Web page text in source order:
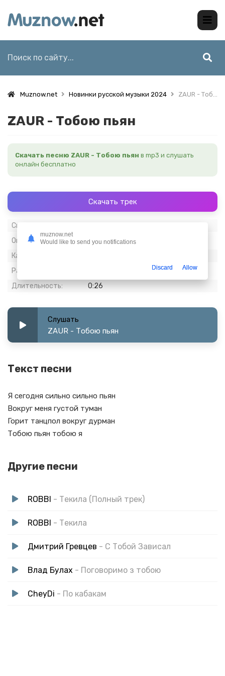
Muznow.net Новинки русской музыки 2024 ZAUR - Тобою пьян
ZAUR - Тобою пьян
Скачать песню ZAUR - Тобою пьян в mp3 и слушать
онлайн бесплатно
Скачать трек
Скачиваний:
Опубликовано:
06 август 2023
Качество:
Размер:
Длительность:
0:26
Слушать
ZAUR - Тобою пьян
Текст песни
Я сегодня сильно сильно пьян
Вокруг меня густой туман
Горит танцпол вокруг дурман
Тобою пьян тобою я
Другие песни
ROBBI - Текила (Полный трек)
ROBBI - Текила
Дмитрий Гревцев - С Тобой Зависал
Влад Булах - Поговоримо з тобою
CheyDi - По кабакам
muznow.net
Would like to send you notifications
Discard Allow